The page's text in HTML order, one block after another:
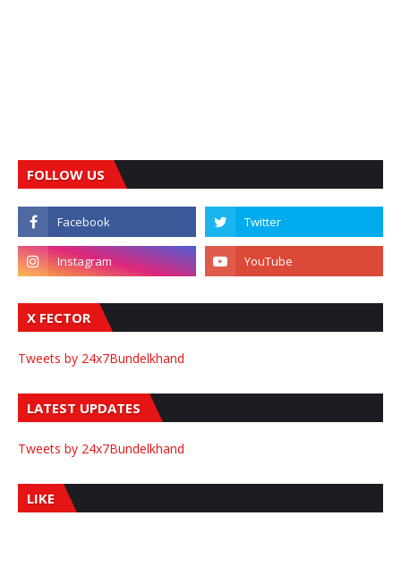
FOLLOW US
X FECTOR
Tweets by 24x7Bundelkhand
LATEST UPDATES
Tweets by 24x7Bundelkhand
LIKE